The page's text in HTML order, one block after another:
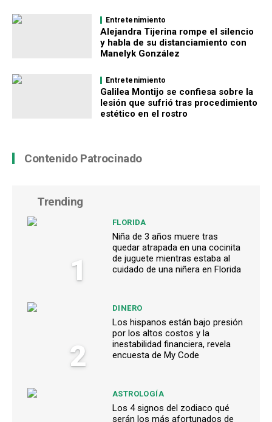
Entretenimiento
Alejandra Tijerina rompe el silencio
y habla de su distanciamiento con
Manelyk González
Entretenimiento
Galilea Montijo se confiesa sobre la
lesión que sufrió tras procedimiento
estético en el rostro
Contenido Patrocinado
Trending
1
FLORIDA
Niña de 3 años muere tras
quedar atrapada en una cocinita
de juguete mientras estaba al
cuidado de una niñera en Florida
2
DINERO
Los hispanos están bajo presión
por los altos costos y la
inestabilidad financiera, revela
encuesta de My Code
ASTROLOGÍA
Los 4 signos del zodiaco qué
serán los más afortunados de